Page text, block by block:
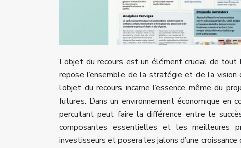
L’objet du recours est un élément crucial de
repose l’ensemble de la stratégie et de la vision
l’objet du recours incarne l’essence même du
futures. Dans un environnement économique en
percutant peut faire la différence entre le
composantes essentielles et les meilleures
investisseurs et posera les jalons d’une croissance